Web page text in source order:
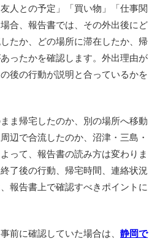
人との予定」「買い物」「仕事関
合、報告書では、その外出後にど
たか、どの場所に滞在したか、帰
ったかを確認します。外出理由が
後の行動が説明と合っているかを
ま帰宅したのか、別の場所へ移動
辺で合流したのか、沼津・三島・
って、報告書の読み方は変わりま
了後の行動、帰宅時間、連絡状況
報告書上で確認すべきポイントに
前に確認していた場合は、 静岡で